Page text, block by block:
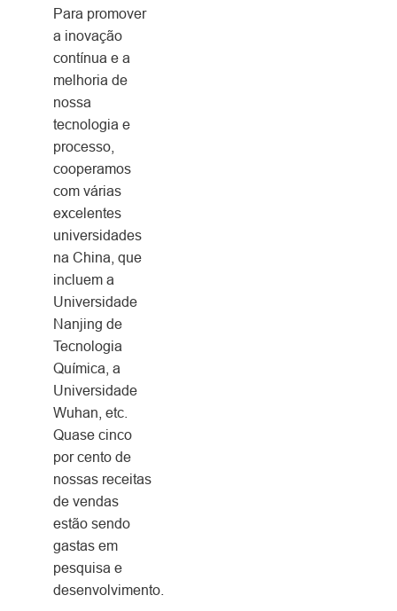
Para promover
a inovação
contínua e a
melhoria de
nossa
tecnologia e
processo,
cooperamos
com várias
excelentes
universidades
na China, que
incluem a
Universidade
Nanjing de
Tecnologia
Química, a
Universidade
Wuhan, etc.
Quase cinco
por cento de
nossas receitas
de vendas
estão sendo
gastas em
pesquisa e
desenvolvimento.